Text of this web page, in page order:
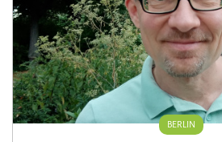
BERLIN